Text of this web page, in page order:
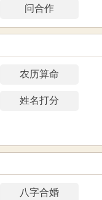
问合作
农历算命
姓名打分
八字合婚